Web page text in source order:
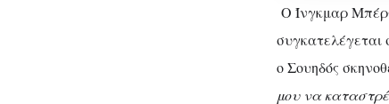
από
το
φακό
Ο Ίνγκμαρ
συγκατελέγεται
ο Σουηδός
μου να